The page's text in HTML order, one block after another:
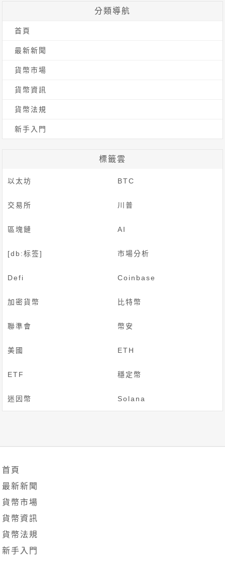
字:
分類導航
首頁
最新新聞
貨幣市場
貨幣資訊
貨幣法規
新手入門
標籤雲
以太坊 BTC
交易所 川普
區塊鏈 AI
[db:标签] 市場分析
Defi Coinbase
加密貨幣 比特幣
聯準會 幣安
美國 ETH
ETF 穩定幣
迷因幣 Solana
首頁
最新新聞
貨幣市場
貨幣資訊
貨幣法規
新手入門